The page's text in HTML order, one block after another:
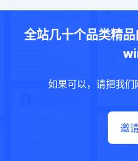
全站几十个品类精品
如果可以，请把我
邀